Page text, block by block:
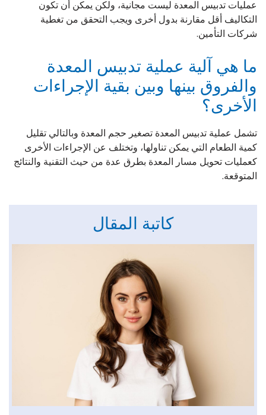
عمليات تدبيس المعدة ليست مجانية، ولكن يمكن أن تكون
التكاليف أقل مقارنة بدول أخرى ويجب التحقق من تغطية
شركات التأمين.
ما هي آلية عملية تدبيس المعدة
والفروق بينها وبين بقية الإجراءات
الأخرى؟
تشمل عملية تدبيس المعدة تصغير حجم المعدة وبالتالي تقليل
كمية الطعام التي يمكن تناولها، وتختلف عن الإجراءات الأخرى
كعمليات تحويل مسار المعدة بطرق عدة من حيث التقنية والنتائج
المتوقعة.
كاتبة المقال